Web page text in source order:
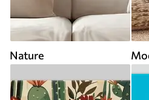
Nature